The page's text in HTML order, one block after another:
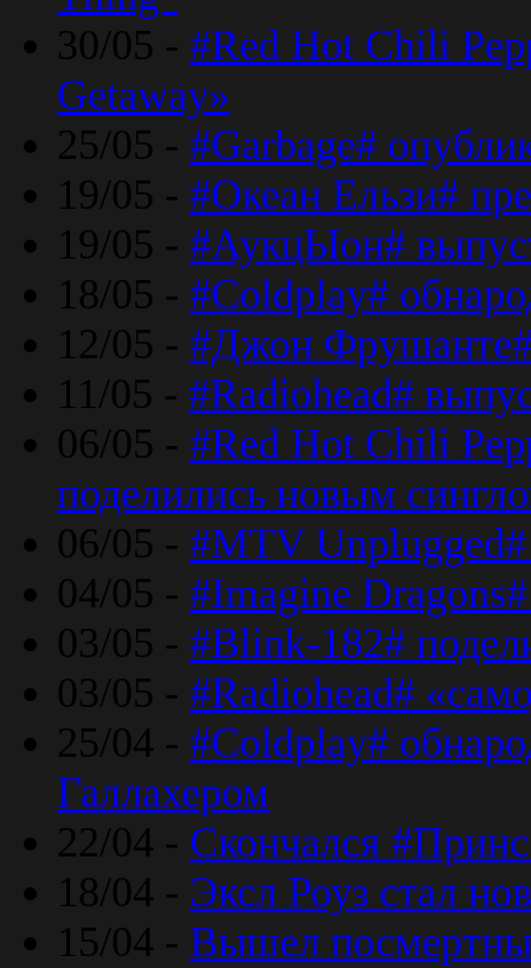
30/05 - #Red Hot Chili
Getaway»
25/05 - #Garbage#
19/05 - #Океан Ельзи#
19/05 - #АукцЫон#
18/05 - #Coldplay#
12/05 - #Джон
11/05 - #Radiohead#
06/05 - #Red Hot Chili
поделились новым
06/05 - #MTV Unplugged#
04/05 - #Imagine
03/05 - #Blink-182#
03/05 - #Radiohead#
25/04 - #Coldplay#
Галлахером
22/04 - Скончался
18/04 - Эксл Роуз стал
15/04 - Вышел